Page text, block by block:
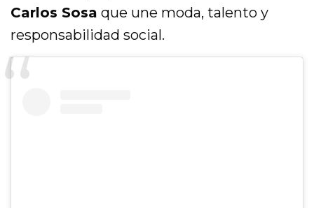
Carlos Sosa que une moda, talento y
responsabilidad social.